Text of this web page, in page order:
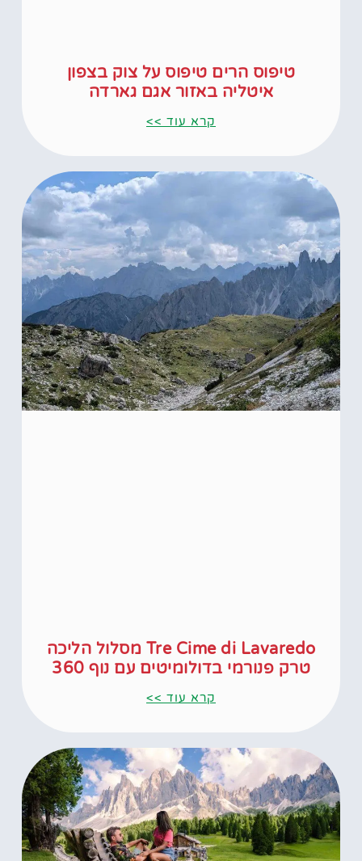
טיפוס הרים טיפוס על צוק בצפון
איטליה באזור אגם גארדה
קרא עוד >>
Tre Cime di Lavaredo מסלול הליכה
טרק פנורמי בדולומיטים עם נוף 360
קרא עוד >>